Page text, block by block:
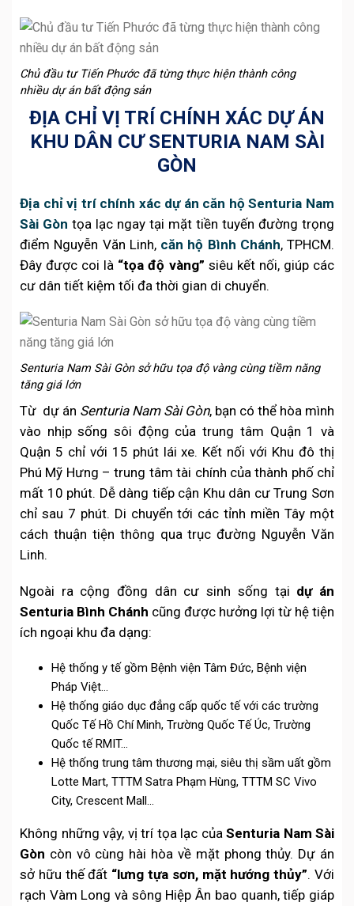
Chủ đầu tư Tiến Phước đã từng thực hiện thành công
nhiều dự án bất động sản
ĐỊA CHỈ VỊ TRÍ CHÍNH XÁC DỰ ÁN
KHU DÂN CƯ SENTURIA NAM SÀI
GÒN
Địa chỉ vị trí chính xác dự án căn hộ Senturia Nam
Sài Gòn tọa lạc ngay tại mặt tiền tuyến đường trọng
điểm Nguyễn Văn Linh, căn hộ Bình Chánh, TPHCM.
Đây được coi là “tọa độ vàng” siêu kết nối, giúp các
cư dân tiết kiệm tối đa thời gian di chuyển.
Senturia Nam Sài Gòn sở hữu tọa độ vàng cùng tiềm năng
tăng giá lớn
Từ dự án Senturia Nam Sài Gòn, bạn có thể hòa mình
vào nhịp sống sôi động của trung tâm Quận 1 và
Quận 5 chỉ với 15 phút lái xe. Kết nối với Khu đô thị
Phú Mỹ Hưng – trung tâm tài chính của thành phố chỉ
mất 10 phút. Dễ dàng tiếp cận Khu dân cư Trung Sơn
chỉ sau 7 phút. Di chuyển tới các tỉnh miền Tây một
cách thuận tiện thông qua trục đường Nguyễn Văn
Linh.
Ngoài ra cộng đồng dân cư sinh sống tại dự án
Senturia Bình Chánh cũng được hưởng lợi từ hệ tiện
ích ngoại khu đa dạng:
Hệ thống y tế gồm Bệnh viện Tâm Đức, Bệnh viện
Pháp Việt…
Hệ thống giáo dục đẳng cấp quốc tế với các trường
Quốc Tế Hồ Chí Minh, Trường Quốc Tế Úc, Trường
Quốc tế RMIT…
Hệ thống trung tâm thương mại, siêu thị sầm uất gồm
Lotte Mart, TTTM Satra Phạm Hùng, TTTM SC Vivo
City, Crescent Mall…
Không những vậy, vị trí tọa lạc của Senturia Nam Sài
Gòn còn vô cùng hài hòa về mặt phong thủy. Dự án
sở hữu thế đất “lưng tựa sơn, mặt hướng thủy”. Với
rạch Vàm Long và sông Hiệp Ân bao quanh, tiếp giáp